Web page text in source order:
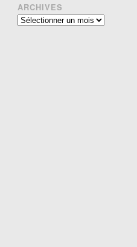
ARCHIVES
Archives